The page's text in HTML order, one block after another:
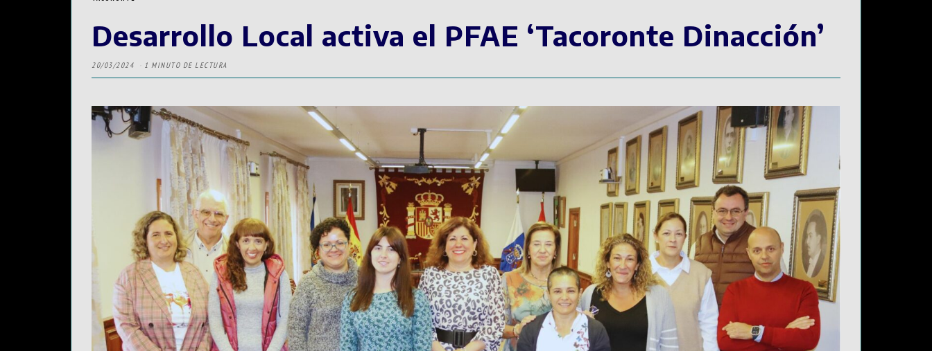
Desarrollo Local activa el PFAE ‘Tacoronte Dinacción’
20/03/2024 1 MINUTO DE LECTURA